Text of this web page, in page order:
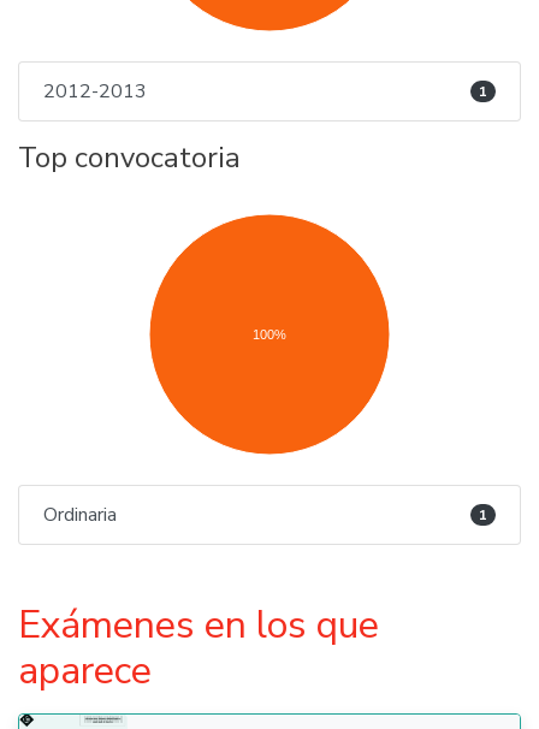
2012-2013 1
Top convocatoria
100%
Ordinaria 1
Exámenes en los que
aparece